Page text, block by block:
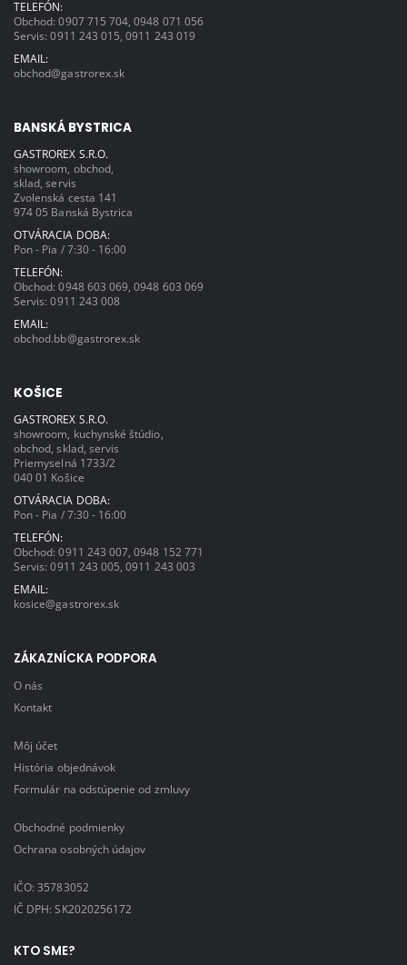
TELEFÓN:
Obchod:0907 715 704 ,0948 071 056
Servis:0911 243 015 ,0911 243 019
EMAIL:
obchod@gastrorex.sk
BANSKÁ BYSTRICA
GASTROREX S.R.O.
showroom, obchod,
sklad, servis
Zvolenská cesta 141
974 05 Banská Bystrica
OTVÁRACIA DOBA:
Pon - Pia / 7:30 - 16:00
TELEFÓN:
Obchod:0948 603 069 ,0948 603 069
Servis:0911 243 008
EMAIL:
obchod.bb@gastrorex.sk
KOŠICE
GASTROREX S.R.O.
showroom, kuchynské štúdio,
obchod, sklad, servis
Priemyselná 1733/2
040 01 Košice
OTVÁRACIA DOBA:
Pon - Pia / 7:30 - 16:00
TELEFÓN:
Obchod:0911 243 007 ,0948 152 771
Servis:0911 243 005 ,0911 243 003
EMAIL:
kosice@gastrorex.sk
ZÁKAZNÍCKA PODPORA
O nás
Kontakt
Môj účet
História objednávok
Formulár na odstúpenie od zmluvy
Obchodné podmienky
Ochrana osobných údajov
IČO: 35783052
IČ DPH: SK2020256172
KTO SME?